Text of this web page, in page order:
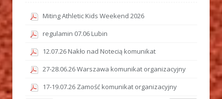
Miting Athletic Kids Weekend 2026
regulamin 07.06 Lubin
12.07.26 Nakło nad Notecią komunikat
27-28.06.26 Warszawa komunikat organizacyjny
17-19.07.26 Zamość komunikat organizacyjny